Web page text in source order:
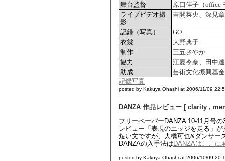
舞台監督
原口佳子（office
ライブビデオ撮
影
吉開菜央、深見
記録（写真）
GO
衣裳
大野典子
制作
三五さやか
協力
江夏令奈、田中
助成
芸術文化振興基
記録写真
posted by Kakuya Ohashi at 2006/11/09
DANZA 作品レビュー [ clarity ,
フリーペーパーDANZA 10-11月号
レビュー「表現のエッジを走る」
短い文ですが、大橋可也&ダンサー
DANZAの入手法は DANZAはここに
posted by Kakuya Ohashi at 2006/10/09